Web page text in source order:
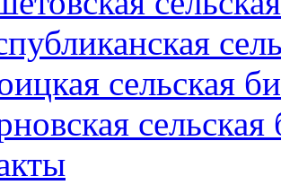
сельская
сельская